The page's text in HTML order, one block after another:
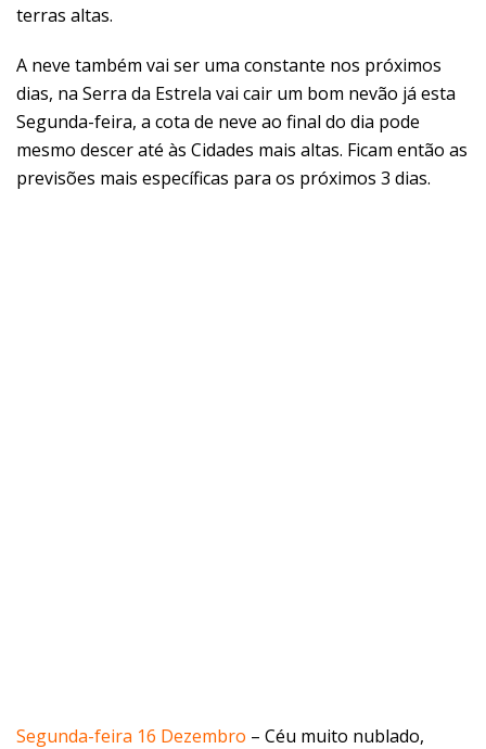
terras altas.
A neve também vai ser uma constante nos próximos
dias, na Serra da Estrela vai cair um bom nevão já esta
Segunda-feira, a cota de neve ao final do dia pode
mesmo descer até às Cidades mais altas. Ficam então as
previsões mais específicas para os próximos 3 dias.
Segunda-feira 16 Dezembro – Céu muito nublado,